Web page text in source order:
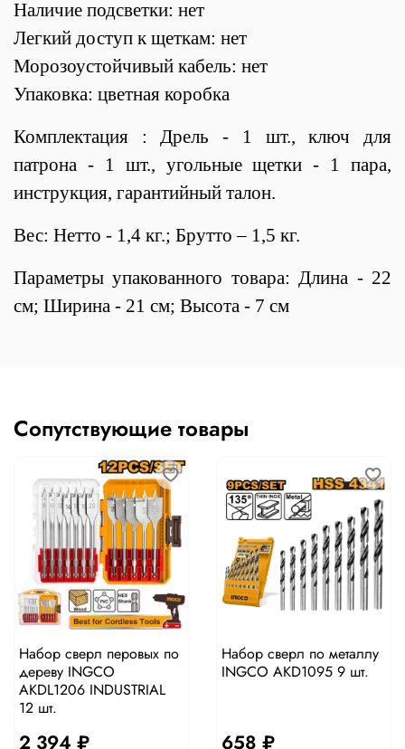
Наличие подсветки: нет
Легкий доступ к щеткам: нет
Морозоустойчивый кабель: нет
Упаковка: цветная коробка
Комплектация :Дрель - 1 шт.,ключ для
патрона - 1 шт., угольные щетки - 1 пара,
инструкция, гарантийный талон.
Вес: Нетто - 1,4 кг.; Брутто – 1,5 кг.
Параметры упакованного товара: Длина - 22
см; Ширина - 21 см; Высота - 7 см
Сопутствующие товары
Набор сверл перовых по
дереву INGCO
AKDL1206 INDUSTRIAL
12 шт.
2 394 ₽
Набор сверл по металлу
INGCO AKD1095 9 шт.
658 ₽